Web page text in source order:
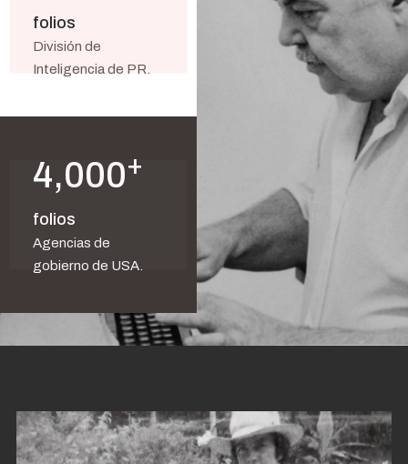
folios
División de
Inteligencia de PR.
4,000+
folios
Agencias de
gobierno de USA.